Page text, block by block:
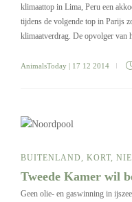
klimaattop in Lima, Peru een
tijdens de volgende top in Parijs
klimaatverdrag. De opvolger van
AnimalsToday | 17 12 2014
BUITENLAND, KORT,
Tweede Kamer wil
Geen olie- en gaswinning in